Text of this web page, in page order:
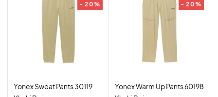
- 20%
Yonex Sweat Pants 30119
- 20%
Yonex Warm Up Pants 60198